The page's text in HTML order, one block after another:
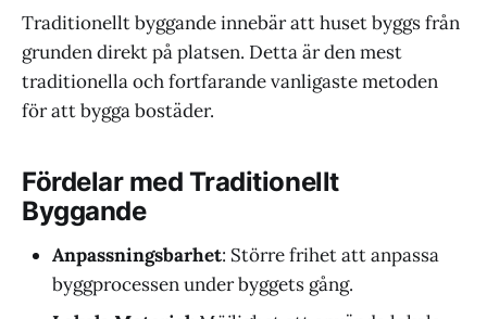
ResearchGate: Evaluation of Efficiency
Modular High-Rise Buildings with multiple
case study
U.S. Department of Energy: Modular
Construction: Energy-Efficiency Field Study
Traditionellt byggande innebär att huset byggs från
grunden direkt på platsen. Detta är den mest
traditionella och fortfarande vanligaste metoden
för att bygga bostäder.
Fördelar med Traditionellt
Byggande
Anpassningsbarhet: Större frihet att anpassa
byggprocessen under byggets gång.